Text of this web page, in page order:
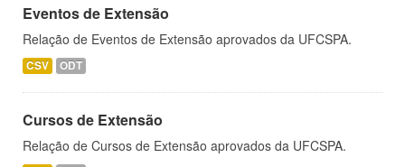
Eventos de Extensão
Relação de Eventos de Extensão aprovados da UFCSPA.
CSV ODT
Cursos de Extensão
Relação de Cursos de Extensão aprovados da UFCSPA.